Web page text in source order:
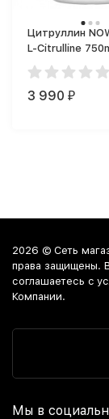
Цитруллин
L-Citrulline 750mg
капс.)
3 990 ₽
2026 © Сеть
права защищены.
соглашаетесь c
Компании.
Мы в